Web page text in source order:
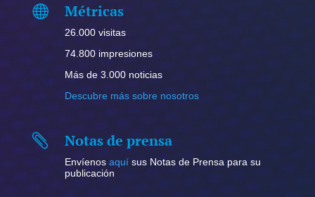
 Métricas
26.000 visitas
74.800 impresiones
Más de 3.000 noticias
Descubre más sobre nosotros
 Notas de prensa
Envíenos aquísus Notas de Prensa para su
publicación